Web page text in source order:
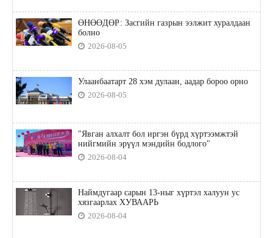
ӨНӨӨДӨР: Засгийн газрын ээлжит хуралдаан
болно
2026-08-05
Улаанбаатарт 28 хэм дулаан, аадар бороо орно
2026-08-05
"Явган алхалт бол иргэн бүрд хүртээмжтэй
нийгмийн эрүүл мэндийн бодлого"
2026-08-04
Наймдугаар сарын 13-ныг хүртэл халуун ус
хязгаарлах ХУВААРЬ
2026-08-04